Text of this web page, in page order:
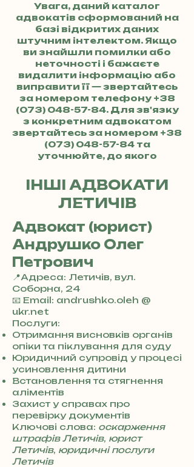
Увага, даний каталог
адвокатів сформований на
базі відкритих даних
штучним інтелектом. Якщо
ви знайшли помилки або
неточності і бажаєте
видалити інформацію або
виправити її — звертайтесь
за номером телефону +38
(073) 048-57-84. Для зв'язку
з конкретним адвокатом
звертайтесь за номером +38
(073) 048-57-84та
уточнюйте, до якого
ІНШІ АДВОКАТИ
ЛЕТИЧІВ
Адвокат (юрист)
Андрушко Олег
Петрович
📍Адреса: Летичів, вул.
Соборна, 24
+
3
8
0
7
3
0
4
8
5
7
8
4
📧 Email: andrushko.oleh @
ukr.net
Послуги:
Отримання висновків органів
опіки та піклування для суду
Юридичний супровід у процесі
усиновлення дитини
Встановлення та стягнення
аліментів
Захист у справах про
перевірку документів
Ключові слова: оскарження
штрафів Летичів, юрист
Летичів, юридичні послуги
Летичів